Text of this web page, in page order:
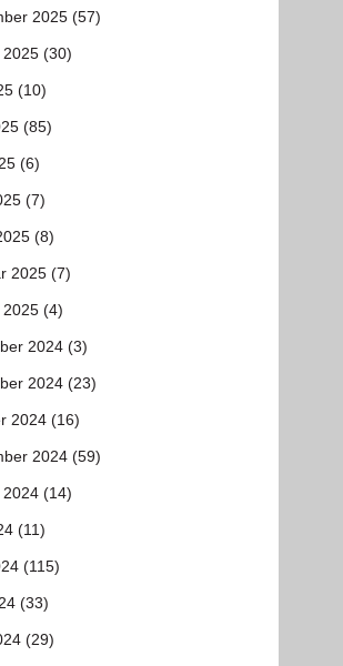
2025 (57)
(30)
(10)
(85)
(6)
(7)
(8)
2025 (7)
(4)
2024 (3)
2024 (23)
2024 (16)
2024 (59)
(14)
(11)
(115)
(33)
(29)